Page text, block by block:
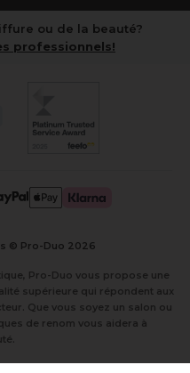
ou de la beauté?
professionnels!
© Pro-Duo 2026
Pro-Duo vous propose une
supérieure qui répondent aux
Que vous soyez un salon ou
de renom vous aidera à